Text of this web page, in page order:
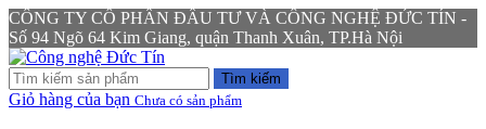
CÔNG TY CỔ PHẦN ĐẦU TƯ VÀ CÔNG NGHỆ ĐỨC TÍN -
Số 94 Ngõ 64 Kim Giang, quận Thanh Xuân, TP.Hà Nội
Tìm kiếm
Giỏ hàng của bạn Chưa có sản phẩm